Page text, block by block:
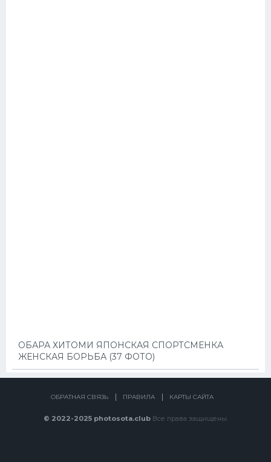
ОБАРА ХИТОМИ ЯПОНСКАЯ СПОРТСМЕНКА
ЖЕНСКАЯ БОРЬБА (37 ФОТО)
ОБРАТНАЯ СВЯЗЬ ПРАВИЛА КАРТЫ САЙТА
© 2022-2025 photosota.clubВсе права защищены.